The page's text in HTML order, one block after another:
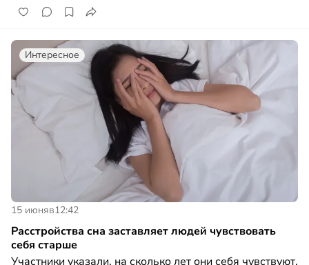
Интересное
15 июняв12:42
Расстройства сна заставляет людей чувствовать
себя старше
Участники указали, на сколько лет они себя чувствуют,